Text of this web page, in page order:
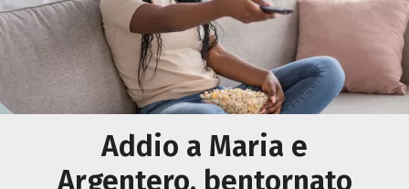
Addio a Maria e
Argentero, bentornato